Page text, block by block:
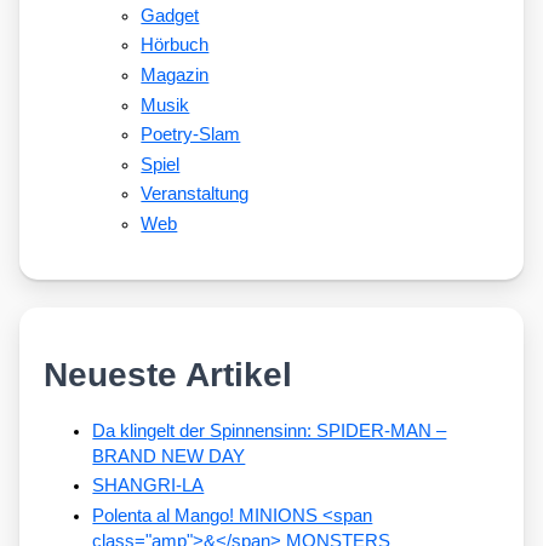
Gadget
Hörbuch
Magazin
Musik
Poetry-Slam
Spiel
Veranstaltung
Web
Neueste Artikel
Da klingelt der Spinnensinn: SPIDER-MAN –
BRAND NEW DAY
SHANGRI-LA
Polenta al Mango! MINIONS <span
class="amp">&</span> MONSTERS